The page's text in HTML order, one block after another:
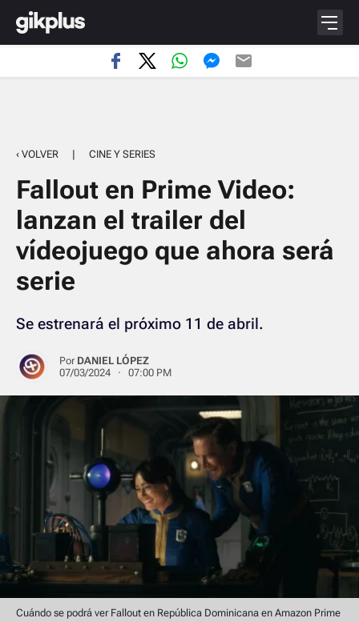
‹ VOLVER | CINE Y SERIES
Fallout en Prime Video:
lanzan el trailer del
vídeojuego que ahora será
serie
Se estrenará el próximo 11 de abril.
Por DANIEL LÓPEZ
07/03/2024 · 07:00 PM
Cuándo se podrá ver Fallout en República Dominicana en Amazon Prime